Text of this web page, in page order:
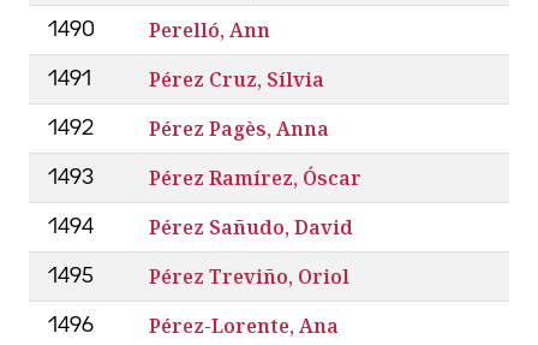
1490 Perelló, Ann
1491 Pérez Cruz, Sílvia
1492 Pérez Pagès, Anna
1493 Pérez Ramírez, Óscar
1494 Pérez Sañudo, David
1495 Pérez Treviño, Oriol
1496 Pérez­-Lorente, Ana